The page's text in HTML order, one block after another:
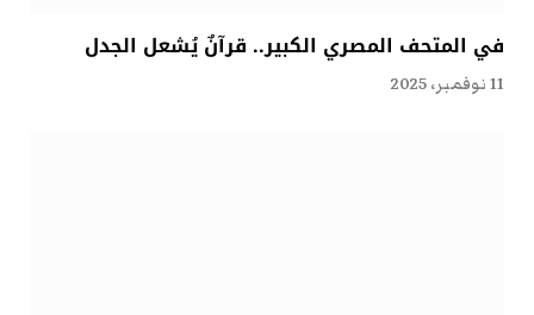
في المتحف المصري الكبير.. قرآنٌ يُشعل الجدل
11 نوفمبر، 2025